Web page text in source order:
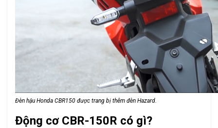
Đèn hậu Honda CBR150 được trang bị thêm đèn Hazard.
Động cơ CBR-150R có gì?